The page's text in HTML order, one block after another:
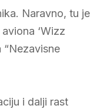
Naravno, tu je
‘Wizz
“Nezavisne
i dalji rast